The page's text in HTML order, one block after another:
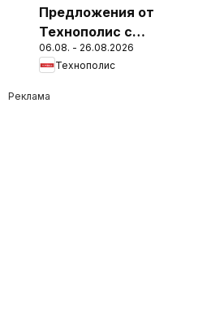
Предложения от
Технополис с
валидност до
26.08.2026
06.08. - 26.08.2026
Технополис
Реклама